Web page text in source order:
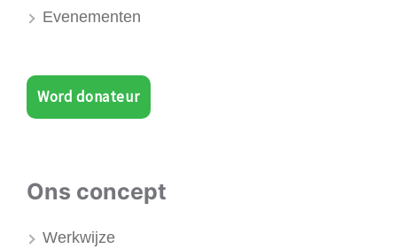
Evenementen
Word donateur
Ons concept
Werkwijze